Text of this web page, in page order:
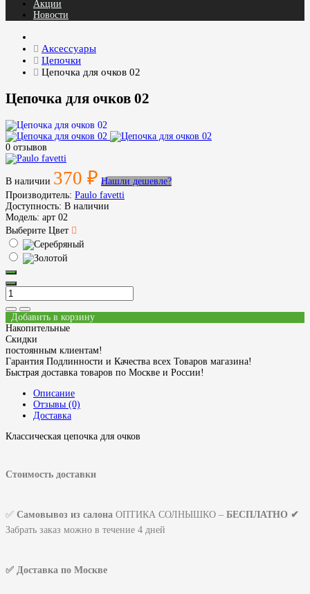
Акции
Новости
Аксессуары
Цепочки
Цепочка для очков 02
Цепочка для очков 02
0 отзывов
В наличии 370 ₽ Нашли дешевле?
Производитель: Paulo favetti
Доступность: В наличии
Модель: арт 02
Выберите Цвет
Добавить в корзину
Накопительные
Скидки
постоянным клиентам!
Гарантия Подлинности и Качества всех Товаров магазина!
Быстрая доставка товаров по Москве и России!
Описание
Отзывы (0)
Доставка
Классическая цепочка для очков
Стоимость доставки
✅ Самовывоз из салона ОПТИКА СОЛНЫШКО – БЕСПЛАТНО ✔
Забрать заказ можно в течение 4 дней
✅ Доставка по Москве